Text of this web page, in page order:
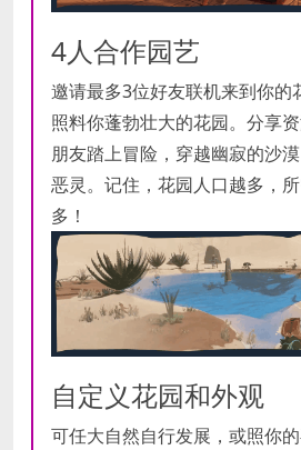
4人合作园艺
邀请最多3位好友联机来到你的
照料你蓬勃壮大的花园。分享
朋友踏上冒险，穿越幽寂的沙
恶灵。记住，花园人口越多，
多！
自定义花园和外观
可任大自然自行发展，或照你